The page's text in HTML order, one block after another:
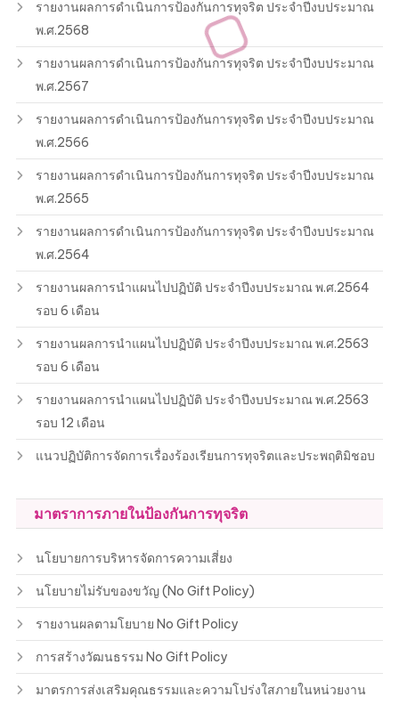
รายงานผลการดำเนินการป้องกันการทุจริต ประจำปีงบประมาณ
พ.ศ.2568
รายงานผลการดำเนินการป้องกันการทุจริต ประจำปีงบประมาณ
พ.ศ.2567
รายงานผลการดำเนินการป้องกันการทุจริต ประจำปีงบประมาณ
พ.ศ.2566
รายงานผลการดำเนินการป้องกันการทุจริต ประจำปีงบประมาณ
พ.ศ.2565
รายงานผลการดำเนินการป้องกันการทุจริต ประจำปีงบประมาณ
พ.ศ.2564
รายงานผลการนำแผนไปปฏิบัติ ประจำปีงบประมาณ พ.ศ.2564
รอบ 6 เดือน
รายงานผลการนำแผนไปปฏิบัติ ประจำปีงบประมาณ พ.ศ.2563
รอบ 6 เดือน
รายงานผลการนำแผนไปปฏิบัติ ประจำปีงบประมาณ พ.ศ.2563
รอบ 12 เดือน
แนวปฏิบัติการจัดการเรื่องร้องเรียนการทุจริตและประพฤติมิชอบ
มาตราการภายในป้องกันการทุจริต
นโยบายการบริหารจัดการความเสี่ยง
นโยบายไม่รับของขวัญ (No Gift Policy)
รายงานผลตามโยบาย No Gift Policy
การสร้างวัฒนธรรม No Gift Policy
มาตรการส่งเสริมคุณธรรมและความโปร่งใสภายในหน่วยงาน